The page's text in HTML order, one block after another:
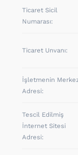
Ticaret Sicil
Numarası:
Ticaret Unvanı:
İşletmenin
Adresi:
Tescil Edilmiş
İnternet Sitesi
Adresi: